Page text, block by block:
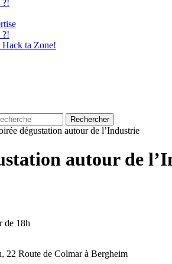
?!
?!
ta Zone!
Rechercher
dégustation autour de l’Industrie
autour de
de 18h
22 Route de Colmar à Bergheim